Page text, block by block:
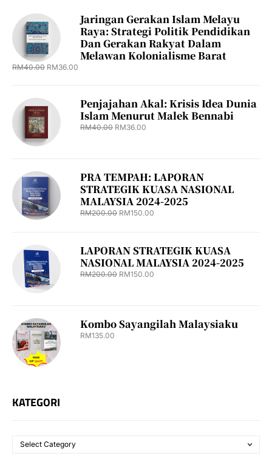
Jaringan Gerakan Islam Melayu
Raya: Strategi Politik Pendidikan
Dan Gerakan Rakyat Dalam
Melawan Kolonialisme Barat
RM40.00 RM36.00
Penjajahan Akal: Krisis Idea Dunia
Islam Menurut Malek Bennabi
RM40.00 RM36.00
PRA TEMPAH: LAPORAN
STRATEGIK KUASA NASIONAL
MALAYSIA 2024-2025
RM200.00 RM150.00
LAPORAN STRATEGIK KUASA
NASIONAL MALAYSIA 2024-2025
RM200.00 RM150.00
Kombo Sayangilah Malaysiaku
RM135.00
KATEGORI